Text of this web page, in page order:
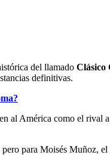
del llamado Clásico
definitivas.
América como el rival
para Moisés Muñoz,